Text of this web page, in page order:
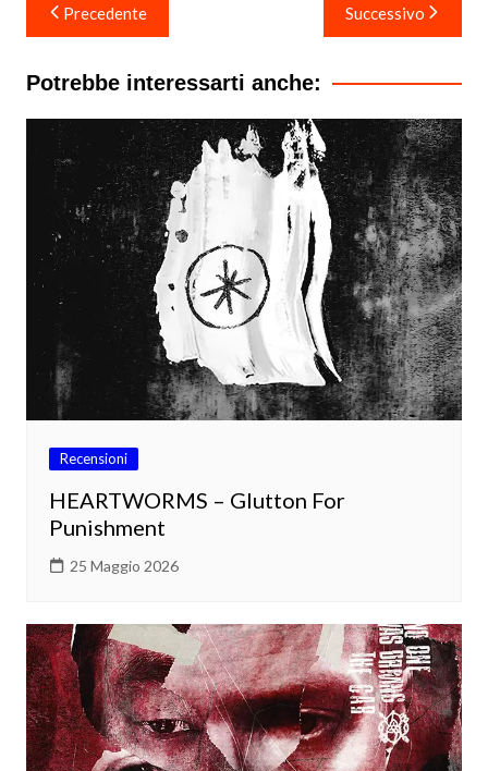
articoli
Precedente Successivo
Potrebbe interessarti anche:
Recensioni
HEARTWORMS – Glutton For
Punishment
25 Maggio 2026